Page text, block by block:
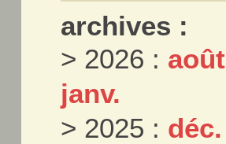
archives :
> 2026 : août
janv.
> 2025 : déc.